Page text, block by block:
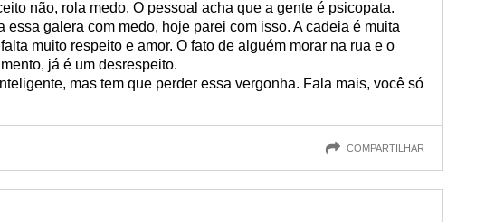
não, rola medo. O pessoal acha que a gente é psicopata.
essa galera com medo, hoje parei com isso. A cadeia é muita
muito respeito e amor. O fato de alguém morar na rua e o
já é um desrespeito.
mas tem que perder essa vergonha. Fala mais, você só
COMPARTILHAR